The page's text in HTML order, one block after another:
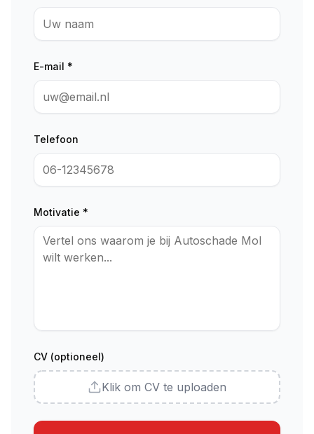
E-mail *
Telefoon
Motivatie *
CV (optioneel)
Klik om CV te uploaden